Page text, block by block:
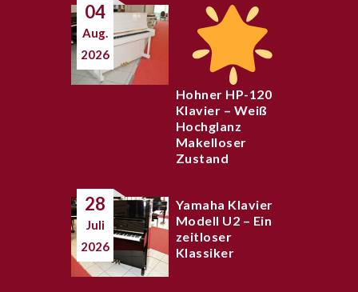
04
Aug.
2026
Hohner HP-120
Klavier – Weiß
Hochglanz
Makelloser
Zustand
28
Juli
2026
Yamaha Klavier
Modell U2 – Ein
zeitloser
Klassiker